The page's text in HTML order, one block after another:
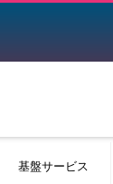
基盤サービス